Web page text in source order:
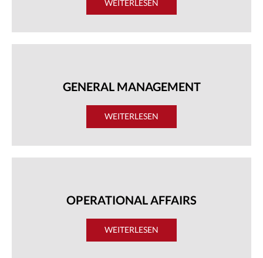
WEITERLESEN
GENERAL MANAGEMENT
WEITERLESEN
OPERATIONAL AFFAIRS
WEITERLESEN